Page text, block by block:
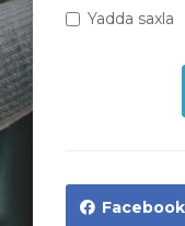
Yadda saxla